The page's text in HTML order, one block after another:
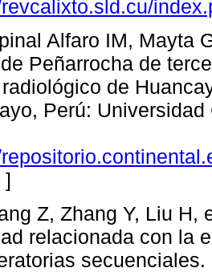
Alfaro IM, Mayta
Peñarrocha de
de
Perú:
]
Z, Zhang Y, Liu H,
relacionada con la